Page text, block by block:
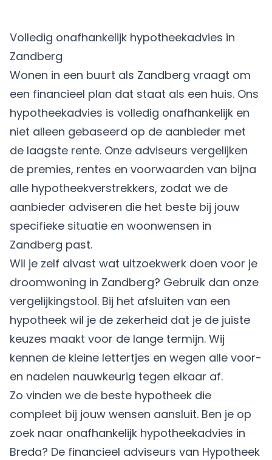
Volledig onafhankelijk hypotheekadvies in
Zandberg
Wonen in een buurt als Zandberg vraagt om
een financieel plan dat staat als een huis. Ons
hypotheekadvies is volledig onafhankelijk en
niet alleen gebaseerd op de aanbieder met
de laagste rente. Onze adviseurs vergelijken
de premies, rentes en voorwaarden van bijna
alle hypotheekverstrekkers, zodat we de
aanbieder adviseren die het beste bij jouw
specifieke situatie en woonwensen in
Zandberg past.
Wil je zelf alvast wat uitzoekwerk doen voor je
droomwoning in Zandberg? Gebruik dan onze
vergelijkingstool. Bij het afsluiten van een
hypotheek wil je de zekerheid dat je de juiste
keuzes maakt voor de lange termijn. Wij
kennen de kleine lettertjes en wegen alle voor-
en nadelen nauwkeurig tegen elkaar af.
Zo vinden we de beste hypotheek die
compleet bij jouw wensen aansluit. Ben je op
zoek naar onafhankelijk hypotheekadvies in
Breda? De financieel adviseurs van Hypotheek